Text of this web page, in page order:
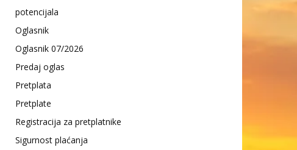
potencijala
Oglasnik
Oglasnik 07/2026
Predaj oglas
Pretplata
Pretplate
Registracija za pretplatnike
Sigurnost plaćanja